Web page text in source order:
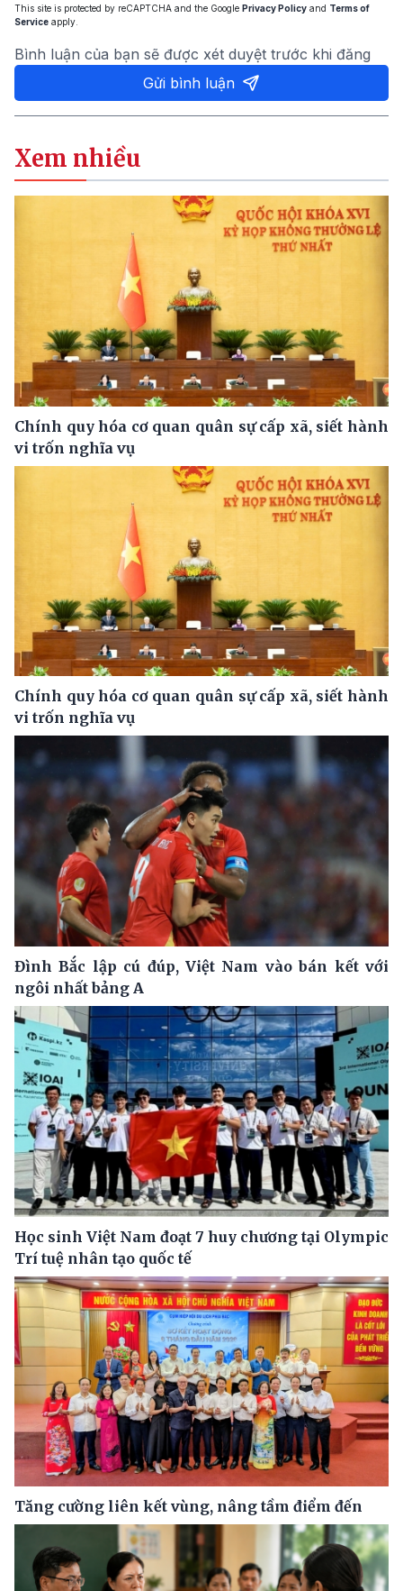
This site is protected by reCAPTCHA and the Google Privacy Policy and Terms of
Service apply.
Bình luận của bạn sẽ được xét duyệt trước khi đăng
Gửi bình luận
Xem nhiều
Chính quy hóa cơ quan quân sự cấp xã, siết hành
vi trốn nghĩa vụ
Chính quy hóa cơ quan quân sự cấp xã, siết hành
vi trốn nghĩa vụ
Đình Bắc lập cú đúp, Việt Nam vào bán kết với
ngôi nhất bảng A
Học sinh Việt Nam đoạt 7 huy chương tại Olympic
Trí tuệ nhân tạo quốc tế
Tăng cường liên kết vùng, nâng tầm điểm đến